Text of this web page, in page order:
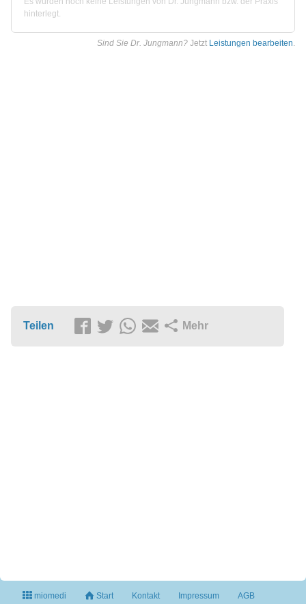
hinterlegt.
Sind Sie Dr. Jungmann? Jetzt Leistungen bearbeiten.
Teilen Mehr
miomedi Start Kontakt Impressum AGB